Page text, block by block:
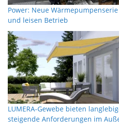
Power: Neue
und leisen Betrieb
LUMERA-Gewebe bieten
steigende Anforderungen im